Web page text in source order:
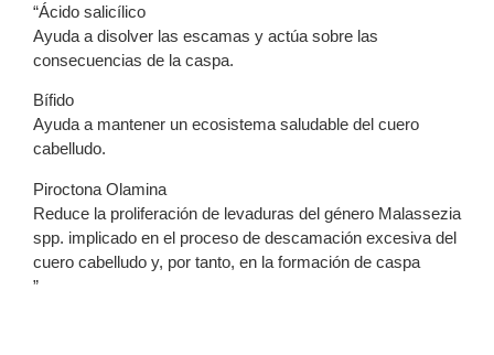
“Ácido salicílico
Ayuda a disolver las escamas y actúa sobre las
consecuencias de la caspa.
Bífido
Ayuda a mantener un ecosistema saludable del cuero
cabelludo.
Piroctona Olamina
Reduce la proliferación de levaduras del género Malassezia
spp. implicado en el proceso de descamación excesiva del
cuero cabelludo y, por tanto, en la formación de caspa
”